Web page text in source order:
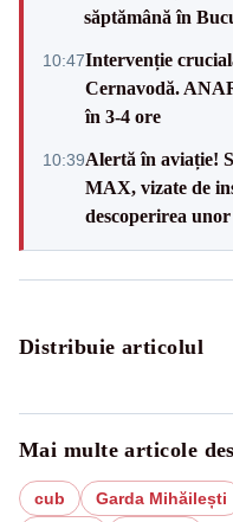
săptămână în
10:47Intervenție
Cernavodă.
în 3-4 ore
10:39Alertă în aviație!
MAX, vizate de
descoperirea
Distribuie articolul
Mai multe articole
cub Garda Mihăilești